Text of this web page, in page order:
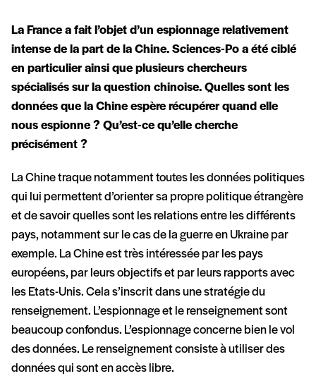
La France a fait l’objet d’un espionnage relativement
intense de la part de la Chine. Sciences-Po a été ciblé
en particulier ainsi que plusieurs chercheurs
spécialisés sur la question chinoise. Quelles sont les
données que la Chine espère récupérer quand elle
nous espionne ? Qu’est-ce qu’elle cherche
précisément ?
La Chine traque notamment toutes les données politiques
qui lui permettent d’orienter sa propre politique étrangère
et de savoir quelles sont les relations entre les différents
pays, notamment sur le cas de la guerre en Ukraine par
exemple. La Chine est très intéressée par les pays
européens, par leurs objectifs et par leurs rapports avec
les Etats-Unis. Cela s’inscrit dans une stratégie du
renseignement. L’espionnage et le renseignement sont
beaucoup confondus. L’espionnage concerne bien le vol
des données. Le renseignement consiste à utiliser des
données qui sont en accès libre.